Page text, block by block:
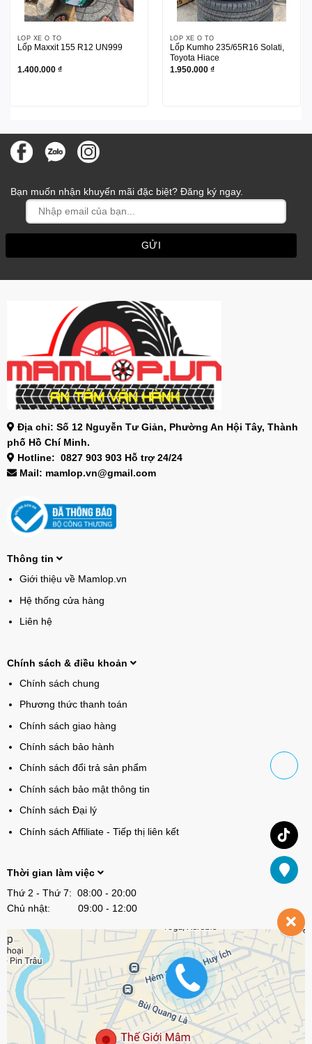
LỐP XE Ô TÔ
Lốp Maxxit 155 R12 UN999
1.400.000 ₫
LỐP XE Ô TÔ
Lốp Kumho 235/65R16 Solati,
Toyota Hiace
1.950.000 ₫
Bạn muốn nhận khuyến mãi đặc biệt? Đăng ký ngay.
Địa chỉ: Số 12 Nguyễn Tư Giản, Phường An Hội Tây, Thành
phố Hồ Chí Minh.
Hotline: 0827 903 903 Hỗ trợ 24/24
Mail: mamlop.vn@gmail.com
Thông tin
Giới thiệu về Mamlop.vn
Hệ thống cửa hàng
Liên hệ
Chính sách & điều khoản
Chính sách chung
Phương thức thanh toán
Chính sách giao hàng
Chính sách bảo hành
Chính sách đổi trả sản phẩm
Chính sách bảo mật thông tin
Chính sách Đại lý
Chính sách Affiliate - Tiếp thị liên kết
Thời gian làm việc
Thứ 2 - Thứ 7: 08:00 - 20:00
Chủ nhật: 09:00 - 12:00